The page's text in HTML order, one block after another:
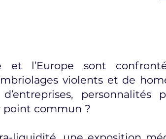
et l’Europe sont
violents et de
personnalités
point commun ?